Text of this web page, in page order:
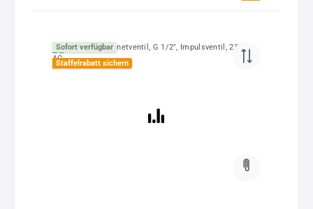
Sofort verfügbar
Staffelrabatt sichern